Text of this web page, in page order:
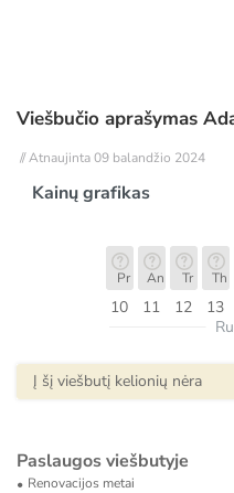
Viešbučio aprašymas
// Atnaujinta 09 balandžio 2024
Kainų grafikas
10
Pr
11
An
12
Tr
13
Th
Į šį viešbutį kelionių nėra
Paslaugos viešbutyje
Renovacijos metai